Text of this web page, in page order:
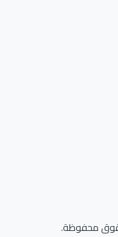
محفوظة.